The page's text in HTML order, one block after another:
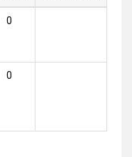
0
0